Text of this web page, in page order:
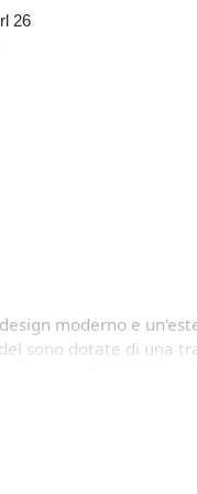
26
moderno e
sono dotate di una
massima protezione
migliore.